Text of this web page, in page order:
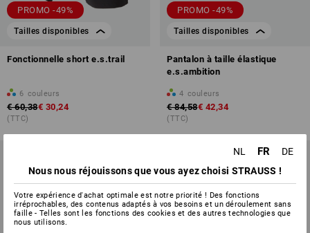
PROMO -49%
Tailles disponibles
Fonctionnelle short e.s.trail
6 couleurs
€ 60,38€ 30,24
(TTC)
PROMO -49%
Tailles disponibles
Pantalon à taille élastique
e.s.ambition
4 couleurs
€ 84,58€ 42,34
(TTC)
NL FR
DE
Nous nous réjouissons que vous ayez choisi STRAUSS !
Votre expérience d'achat optimale est notre priorité ! Des fonctions
irréprochables, des contenus adaptés à vos besoins et un déroulement sans
faille - Telles sont les fonctions des cookies et des autres technologies que
nous utilisons.